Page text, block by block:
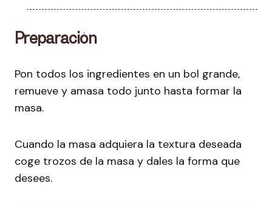
Preparación
Pon todos los ingredientes en un bol grande,
remueve y amasa todo junto hasta formar la
masa.
Cuando la masa adquiera la textura deseada
coge trozos de la masa y dales la forma que
desees.